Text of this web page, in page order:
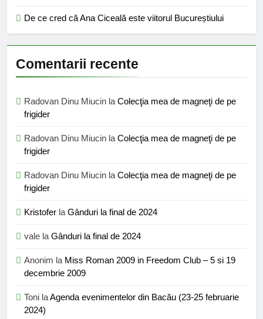
De ce cred că Ana Ciceală este viitorul Bucureștiului
Comentarii recente
Radovan Dinu Miucin la Colecţia mea de magneţi de pe
frigider
Radovan Dinu Miucin la Colecţia mea de magneţi de pe
frigider
Radovan Dinu Miucin la Colecţia mea de magneţi de pe
frigider
Kristofer la Gânduri la final de 2024
vale la Gânduri la final de 2024
Anonim la Miss Roman 2009 in Freedom Club – 5 si 19
decembrie 2009
Toni laAgenda evenimentelor din Bacău (23-25 februarie
2024)